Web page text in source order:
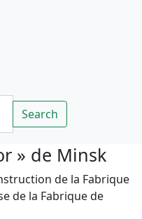
Rechercher
Search
» de Minsk
de la Fabrique
de la Fabrique de